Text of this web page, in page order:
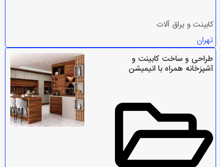
کابینت و یراق آلات
تهران
طراحی و ساخت کابینت و
آشپزخانه همراه با انیمیشن